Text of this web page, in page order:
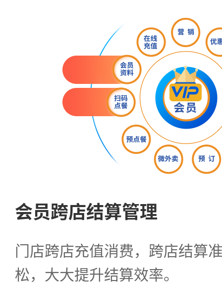
会员跨店结算管理
门店跨店充值消费，跨店结算
松，大大提升结算效率。